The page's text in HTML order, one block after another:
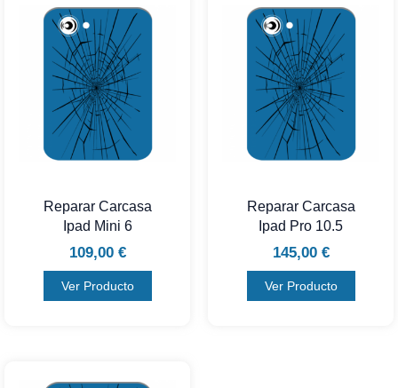
Reparar Carcasa
Ipad Mini 6
109,00 €
Ver Producto
Reparar Carcasa
Ipad Pro 10.5
145,00 €
Ver Producto